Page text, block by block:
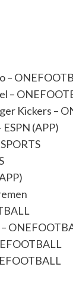
–
–
Kickers –
(APP)